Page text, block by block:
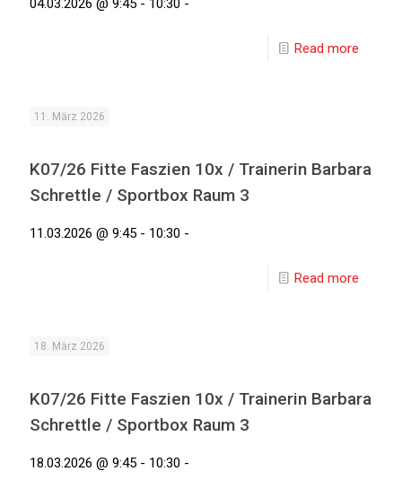
04.03.2026 @ 9:45 - 10:30 -
Read more
11. März 2026
K07/26 Fitte Faszien 10x / Trainerin Barbara
Schrettle / Sportbox Raum 3
11.03.2026 @ 9:45 - 10:30 -
Read more
18. März 2026
K07/26 Fitte Faszien 10x / Trainerin Barbara
Schrettle / Sportbox Raum 3
18.03.2026 @ 9:45 - 10:30 -